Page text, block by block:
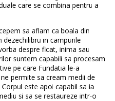
care se combina pentru a
sa aflam ca boala din
in campurile
despre ficat, inima sau
suntem capabili sa procesam
pe care Fundatia le-a
permite sa cream medii de
este apoi capabil sa ia
si sa se restaureze intr-o